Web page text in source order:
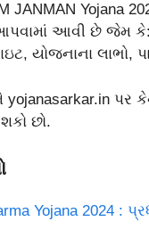
JANMAN Yojana
આવી છે જેમ
યોજનાના લાભો,
પર
છો.
Yojana 2024 :